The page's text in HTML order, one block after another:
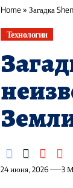
Home» Загадка
Технологии
24 июня, 2026 3